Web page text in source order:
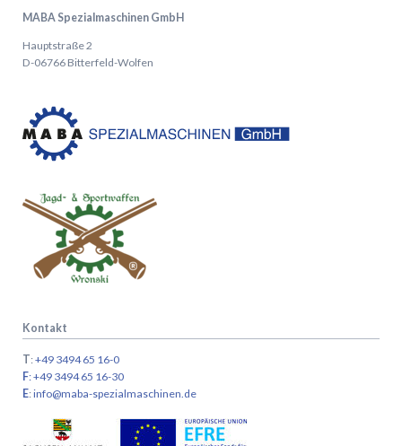
MABA Spezialmaschinen GmbH
Hauptstraße 2
D-06766 Bitterfeld-Wolfen
Kontakt
T:+49 3494 65 16-0
F: +49 3494 65 16-30
E:info@maba-spezialmaschinen.de